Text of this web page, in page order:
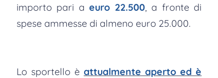
importo pari aeuro 22.500, a fronte di
spese ammesse di almeno euro 25.000.
Lo sportello è attualmente aperto ed è